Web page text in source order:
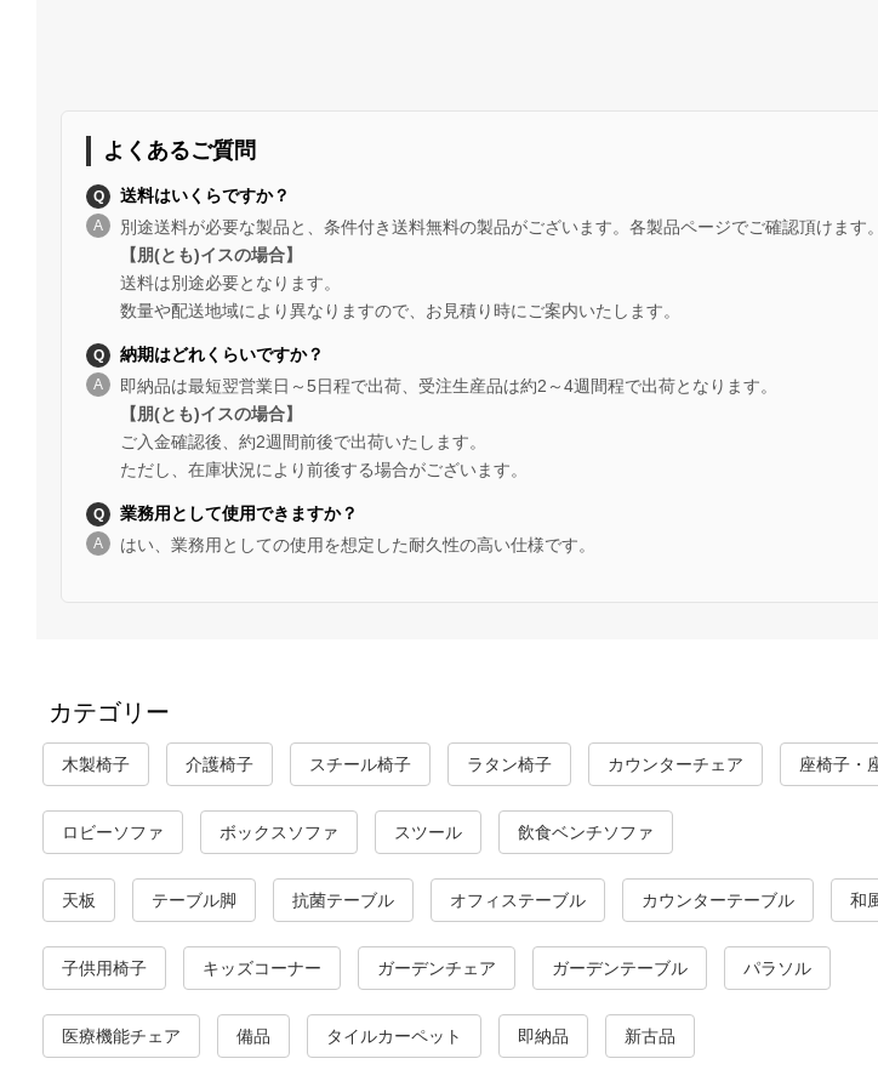
よくあるご質問
送料はいくらですか？
別途送料が必要な製品と、条件付き送料無料の製品がございます。各製品ページでご確認頂けます。
【朋(とも)イスの場合】
送料は別途必要となります。
数量や配送地域により異なりますので、お見積り時にご案内いたします。
納期はどれくらいですか？
即納品は最短翌営業日～5日程で出荷、受注生産品は約2～4週間程で出荷となります。
【朋(とも)イスの場合】
ご入金確認後、約2週間前後で出荷いたします。
ただし、在庫状況により前後する場合がございます。
業務用として使用できますか？
はい、業務用としての使用を想定した耐久性の高い仕様です。
カテゴリー
木製椅子 介護椅子 スチール椅子 ラタン椅子 カウンターチェア 座椅子・
ロビーソファ ボックスソファ スツール 飲食ベンチソファ
天板 テーブル脚 抗菌テーブル オフィステーブル カウンターテーブル 和
子供用椅子 キッズコーナー ガーデンチェア ガーデンテーブル パラソル
医療機能チェア 備品 タイルカーペット 即納品 新古品